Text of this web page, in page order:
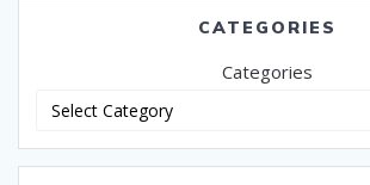
CATEGORIES
Categories